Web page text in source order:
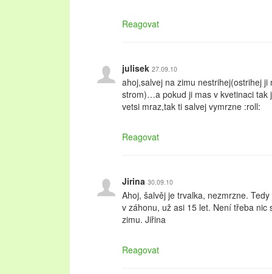
Reagovat
julisek 27.09.10
ahoj,salvej na zimu nestrihej(ostrihej
strom)…a pokud ji mas v kvetinaci tak
vetsi mraz,tak ti salvej vymrzne :roll:
Reagovat
Jirina 30.09.10
Ahoj, šalvěj je trvalka, nezmrzne.
v záhonu, už asi 15 let. Není třeba nic
zimu. Jiřina
Reagovat